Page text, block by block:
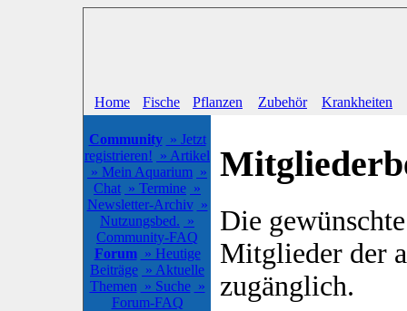
Home Fische Pflanzen Zubehör Krankheiten
Community » Jetzt
registrieren! » Artikel
» Mein Aquarium »
Chat » Termine »
Newsletter-Archiv »
Nutzungsbed. »
Community-FAQ
Forum » Heutige
Beiträge » Aktuelle
Themen » Suche »
Forum-FAQ
Die
Mitglieder der
zugänglich.